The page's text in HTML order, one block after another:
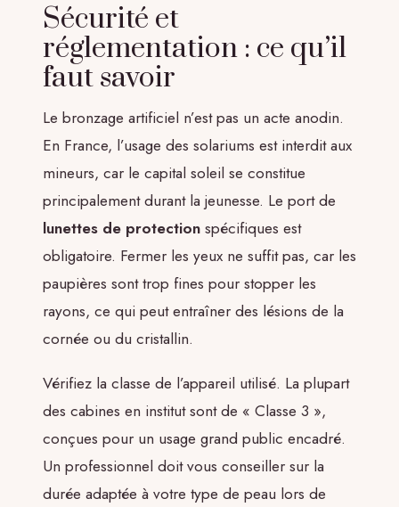
Sécurité et
réglementation : ce qu’il
faut savoir
Le bronzage artificiel n’est pas un acte anodin.
En France, l’usage des solariums est interdit aux
mineurs, car le capital soleil se constitue
principalement durant la jeunesse. Le port de
lunettes de protection spécifiques est
obligatoire. Fermer les yeux ne suffit pas, car les
paupières sont trop fines pour stopper les
rayons, ce qui peut entraîner des lésions de la
cornée ou du cristallin.
Vérifiez la classe de l’appareil utilisé. La plupart
des cabines en institut sont de « Classe 3 »,
conçues pour un usage grand public encadré.
Un professionnel doit vous conseiller sur la
durée adaptée à votre type de peau lors de